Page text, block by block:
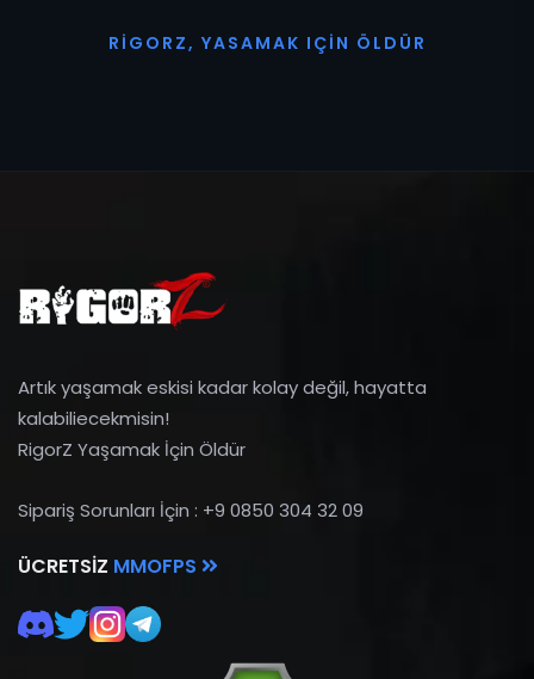
R I G O R Z, YASAMAK I ÇI N Ö L D Ü R
Artık yaşamak eskisi kadar kolay değil, hayatta
kalabiliecekmisin!
RigorZ Yaşamak İçin Öldür
Sipariş Sorunları İçin : +9 0850 304 32 09
ÜCRETSIZ MMOFPS